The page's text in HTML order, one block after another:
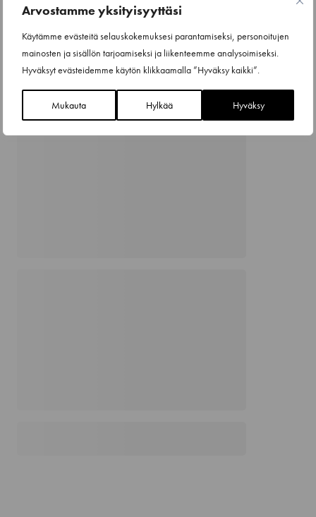
Arvostamme yksityisyyttäsi
Käytämme evästeitä selauskokemuksesi parantamiseksi, personoitujen
mainosten ja sisällön tarjoamiseksi ja liikenteemme analysoimiseksi.
Hyväksyt evästeidemme käytön klikkaamalla ”Hyväksy kaikki”.
Mukauta Hylkää Hyväksy